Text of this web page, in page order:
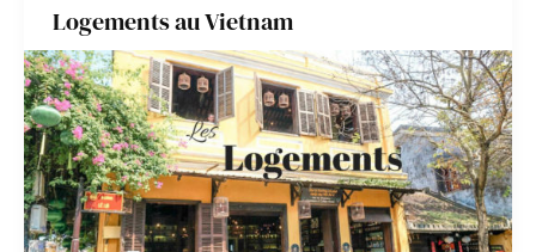
à
voir
Logements au Vietnam